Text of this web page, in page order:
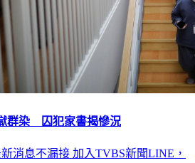
群染 囚犯家書揭慘況
消息不漏接 加入TVBS新聞LINE，